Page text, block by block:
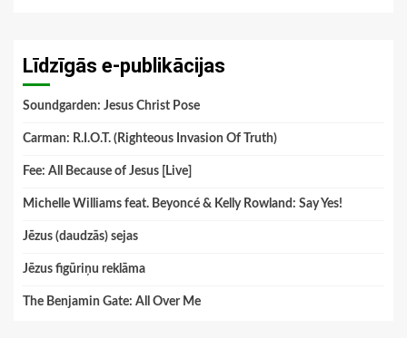
Līdzīgās e-publikācijas
Soundgarden: Jesus Christ Pose
Carman: R.I.O.T. (Righteous Invasion Of Truth)
Fee: All Because of Jesus [Live]
Michelle Williams feat. Beyoncé & Kelly Rowland: Say Yes!
Jēzus (daudzās) sejas
Jēzus figūriņu reklāma
The Benjamin Gate: All Over Me